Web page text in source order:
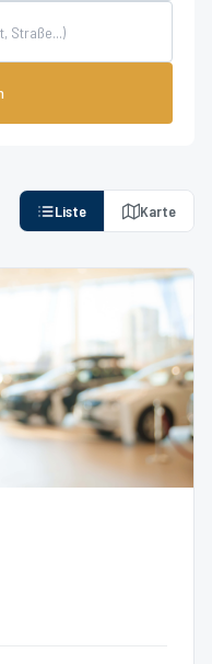
Liste Karte